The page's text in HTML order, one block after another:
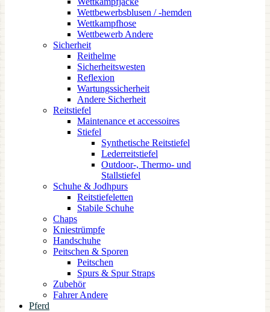
Wettbewerbsblusen / -hemden
Wettkampfhose
Wettbewerb Andere
Sicherheit
Reithelme
Sicherheitswesten
Reflexion
Wartungssicherheit
Andere Sicherheit
Reitstiefel
Maintenance et accessoires
Stiefel
Synthetische Reitstiefel
Lederreitstiefel
Outdoor-, Thermo- und
Stallstiefel
Schuhe & Jodhpurs
Reitstiefeletten
Stabile Schuhe
Chaps
Kniestrümpfe
Handschuhe
Peitschen & Sporen
Peitschen
Spurs & Spur Straps
Zubehör
Fahrer Andere
Pferd